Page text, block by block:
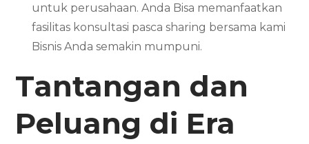
untuk perusahaan. Anda Bisa memanfaatkan
fasilitas konsultasi pasca sharing bersama kami
Bisnis Anda semakin mumpuni.
Tantangan dan
Peluang di Era